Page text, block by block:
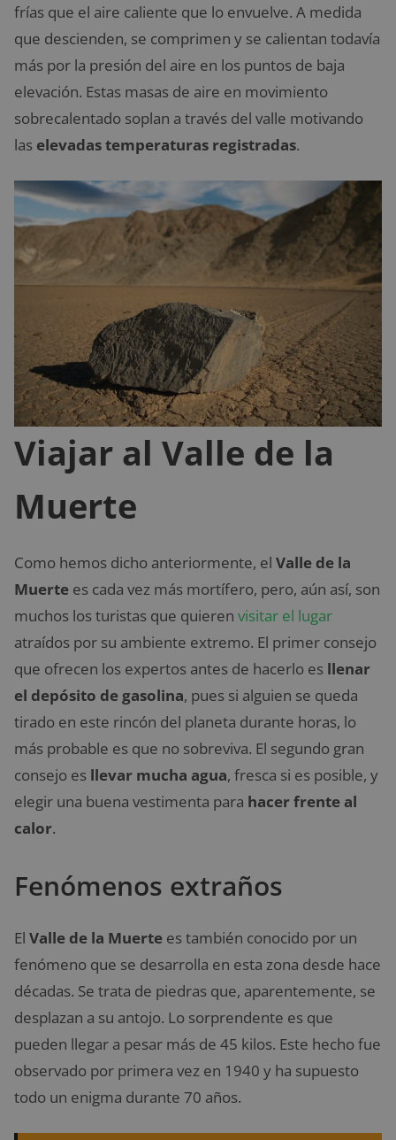
frías que el aire caliente que lo envuelve. A medida
que descienden, se comprimen y se calientan todavía
más por la presión del aire en los puntos de baja
elevación. Estas masas de aire en movimiento
sobrecalentado soplan a través del valle motivando
las elevadas temperaturas registradas.
Viajar al Valle de la
Muerte
Como hemos dicho anteriormente, el Valle de la
Muerte es cada vez más mortífero, pero, aún así, son
muchos los turistas que quieren visitar el lugar
atraídos por su ambiente extremo. El primer consejo
que ofrecen los expertos antes de hacerlo es llenar
el depósito de gasolina, pues si alguien se queda
tirado en este rincón del planeta durante horas, lo
más probable es que no sobreviva. El segundo gran
consejo es llevar mucha agua, fresca si es posible, y
elegir una buena vestimenta para hacer frente al
calor.
Fenómenos extraños
El Valle de la Muerte es también conocido por un
fenómeno que se desarrolla en esta zona desde hace
décadas. Se trata de piedras que, aparentemente, se
desplazan a su antojo. Lo sorprendente es que
pueden llegar a pesar más de 45 kilos. Este hecho fue
observado por primera vez en 1940 y ha supuesto
todo un enigma durante 70 años.